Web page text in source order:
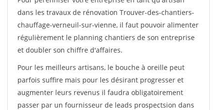
dans les travaux de rénovation Trouver-des-chantiers-
chauffage-verneuil-sur-vienne, il faut pouvoir alimenter
régulièrement le planning chantiers de son entreprise
et doubler son chiffre d'affaires.
Pour les meilleurs artisans, le bouche à oreille peut
parfois suffire mais pour les désirant progresser et
augmenter leurs revenus il faudra obligatoirement
passer par un fournisseur de leads prospectsion dans